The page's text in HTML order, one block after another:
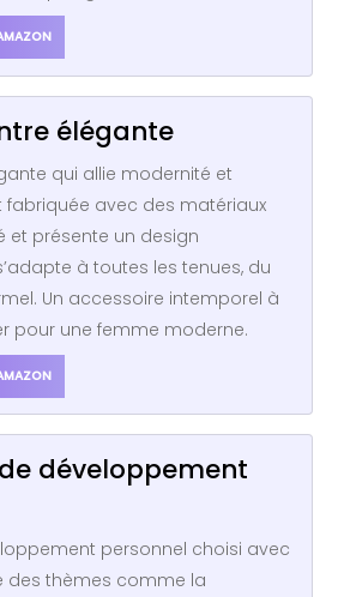
élégante
qui allie modernité et
fabriquée avec des matériaux
et présente un design
à toutes les tenues, du
Un accessoire intemporel à
pour une femme moderne.
développement
personnel choisi avec
des thèmes comme la